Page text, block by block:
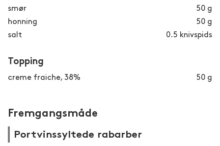
smør
50 g
honning
50 g
salt
0.5 knivspids
Topping
creme fraiche, 38% 50 g
Fremgangsmåde
Portvinssyltede rabarber